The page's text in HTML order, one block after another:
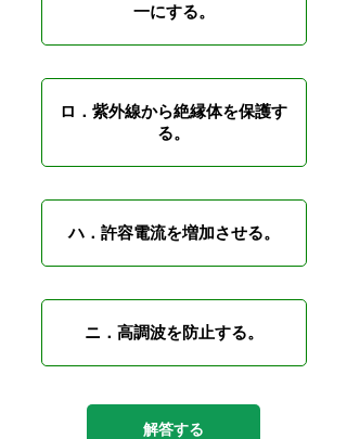
一にする。
ロ．紫外線から絶縁体を保護す
る。
ハ．許容電流を増加させる。
ニ．高調波を防止する。
解答する